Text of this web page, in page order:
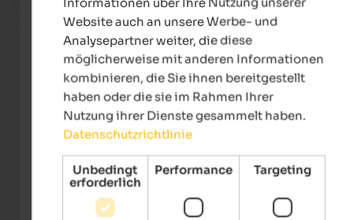
Tennishallen erlauben zudem das
Tennisspielen.
Hotels in Südtirol
Ferienwohnungen in Südtirol
Website auch an unsere Werbe- und
Analysepartner weiter, die diese
möglicherweise mit anderen Informationen
kombinieren, die Sie ihnen bereitgestellt
haben oder die sie im Rahmen Ihrer
Nutzung ihrer Dienste gesammelt haben.
Datenschutzrichtlinie
Unbedingt
erforderlich
Performance Targeting